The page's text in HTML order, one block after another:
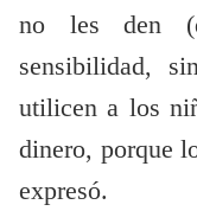
no les den
sensibilidad,
utilicen a los
dinero, porque
expresó.